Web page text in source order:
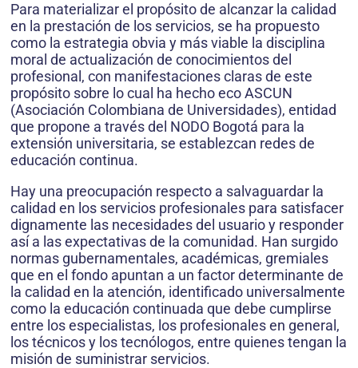
Para materializar el propósito de alcanzar la calidad
en la prestación de los servicios, se ha propuesto
como la estrategia obvia y más viable la disciplina
moral de actualización de conocimientos del
profesional, con manifestaciones claras de este
propósito sobre lo cual ha hecho eco ASCUN
(Asociación Colombiana de Universidades), entidad
que propone a través del NODO Bogotá para la
extensión universitaria, se establezcan redes de
educación continua.
Hay una preocupación respecto a salvaguardar la
calidad en los servicios profesionales para satisfacer
dignamente las necesidades del usuario y responder
así a las expectativas de la comunidad. Han surgido
normas gubernamentales, académicas, gremiales
que en el fondo apuntan a un factor determinante de
la calidad en la atención, identificado universalmente
como la educación continuada que debe cumplirse
entre los especialistas, los profesionales en general,
los técnicos y los tecnólogos, entre quienes tengan la
misión de suministrar servicios.